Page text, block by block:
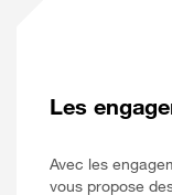
Les
Avec les
vous propose